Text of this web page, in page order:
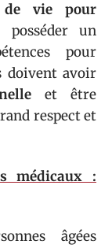
de vie pour
posséder un
pour
doivent avoir
et être
respect et
médicaux :
âgées